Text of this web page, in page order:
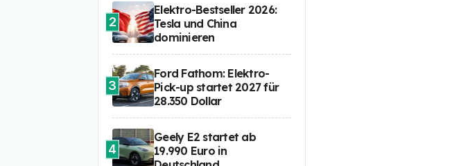
2
Elektro-Bestseller 2026:
Tesla und China
dominieren
3
Ford Fathom: Elektro-
Pick-up startet 2027 für
28.350 Dollar
4
Geely E2 startet ab
19.990 Euro in